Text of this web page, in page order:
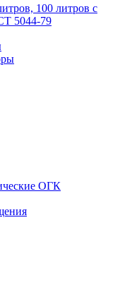
100 литров с
5044-79
ОГК